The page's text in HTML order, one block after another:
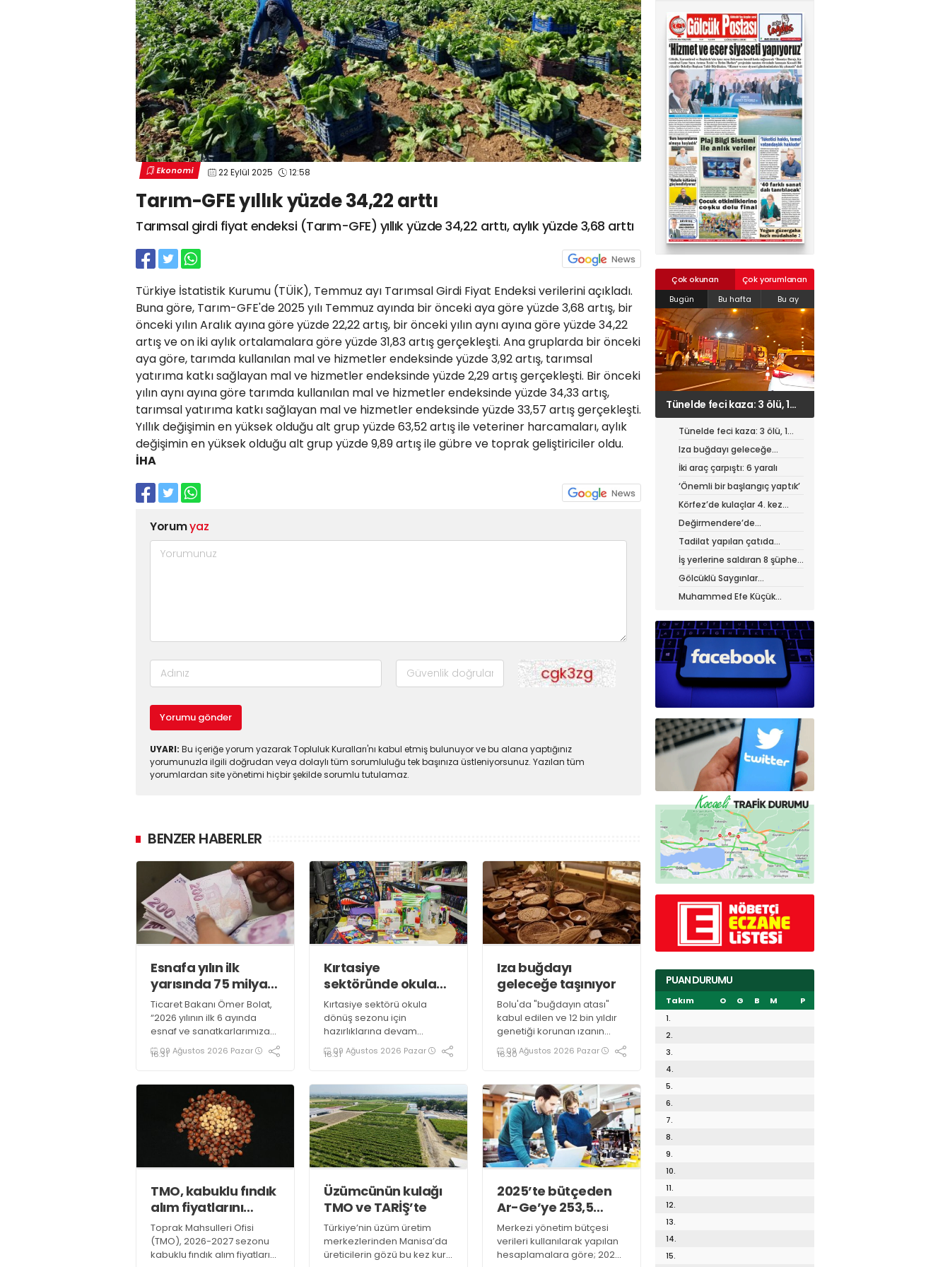
Ekonomi 22 Eylül 2025 12:58
Tarım-GFE yıllık yüzde 34,22 arttı
Tarımsal girdi fiyat endeksi (Tarım-GFE) yıllık yüzde 34,22 arttı, aylık yüzde 3,68 arttı
Türkiye İstatistik Kurumu (TÜİK), Temmuz ayı Tarımsal Girdi Fiyat Endeksi verilerini açıkladı.
Buna göre, Tarım-GFE'de 2025 yılı Temmuz ayında bir önceki aya göre yüzde 3,68 artış, bir
önceki yılın Aralık ayına göre yüzde 22,22 artış, bir önceki yılın aynı ayına göre yüzde 34,22
artış ve on iki aylık ortalamalara göre yüzde 31,83 artış gerçekleşti. Ana gruplarda bir önceki
aya göre, tarımda kullanılan mal ve hizmetler endeksinde yüzde 3,92 artış, tarımsal
yatırıma katkı sağlayan mal ve hizmetler endeksinde yüzde 2,29 artış gerçekleşti. Bir önceki
yılın aynı ayına göre tarımda kullanılan mal ve hizmetler endeksinde yüzde 34,33 artış,
tarımsal yatırıma katkı sağlayan mal ve hizmetler endeksinde yüzde 33,57 artış gerçekleşti.
Yıllık değişimin en yüksek olduğu alt grup yüzde 63,52 artış ile veteriner harcamaları, aylık
değişimin en yüksek olduğu alt grup yüzde 9,89 artış ile gübre ve toprak geliştiriciler oldu.
İHA
Yorumyaz
Yorumu gönder
UYARI: Bu içeriğe yorum yazarak Topluluk Kuralları'nı kabul etmiş bulunuyor ve bu alana yaptığınız
yorumunuzla ilgili doğrudan veya dolaylı tüm sorumluluğu tek başınıza üstleniyorsunuz. Yazılan tüm
yorumlardan site yönetimi hiçbir şekilde sorumlu tutulamaz.
BENZER HABERLER
Esnafa yılın ilk
yarısında 75 milyar
lira finansman
Ticaret Bakanı Ömer Bolat,
“2026 yılının ilk 6 ayında
esnaf ve sanatkarlarımıza
ülkemiz genelinde 98 bin
678 kullandırım kapsamında
tutarda uygun geri ödeme
koşullu finansman
sağlanmıştır” bilgisini verdi
09 Ağustos 2026 Pazar
16:31
Kırtasiye
sektöründe okula
dönüş mesaisi
başladı
Kırtasiye sektörü okula
dönüş sezonu için
hazırlıklarına devam
ederken, sektör temsilcileri
velileri merdiven altı
09 Ağustos 2026 Pazar
16:31
Iza buğdayı
geleceğe taşınıyor
Bolu'da "buğdayın atası"
kabul edilen ve 12 bin yıldır
genetiği korunan ızanın
geleceğe taşınması için
üretimi desteklerle
09 Ağustos 2026 Pazar
16:30
TMO, kabuklu fındık
alım fiyatlarını
belirledi
Toprak Mahsulleri Ofisi
(TMO), 2026-2027 sezonu
kabuklu fındık alım fiyatlarını
Üzümcünün kulağı
TMO ve TARİŞ’te
Türkiye’nin üzüm üretim
merkezlerinden Manisa’da
üreticilerin gözü bu kez kuru
2025’te bütçeden
Ar-Ge’ye 253,5
milyar lira harcandı
Merkezi yönetim bütçesi
verileri kullanılarak yapılan
hesaplamalara göre; 2025
Çok okunan
Çok yorumlanan
Bugün
Bu hafta Bu ay
Iza buğdayı geleceğe
taşınıyor
Tünelde feci kaza: 3 ölü, 1
ağır yaralı
Iza buğdayı geleceğe
taşınıyor
İki araç çarpıştı: 6 yaralı
‘Önemli bir başlangıç yaptık’
Körfez’de kulaçlar 4. kez
atıldı
Değirmendere’de
muhteşem festival
Tadilat yapılan çatıda
yangın
İş yerlerine saldıran 8 şüpheli
tutuklandı
Gölcüklü Saygınlar
hizmetten memnun
Muhammed Efe Küçük
PUAN DURUMU
Takım O G B M
P
1.
2.
3.
4.
5.
6.
7.
8.
9.
10.
11.
12.
13.
14.
15.
02624132333
haber@golcukpostasi.com